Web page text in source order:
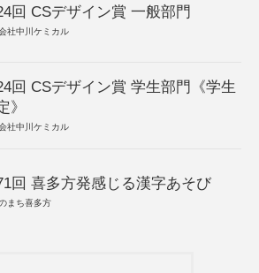
回 CSデザイン賞 一般部門
社中川ケミカル
回 CSデザイン賞 学生部門《学生
》
社中川ケミカル
回 喜多方発感じる漢字あそび
まち喜多方